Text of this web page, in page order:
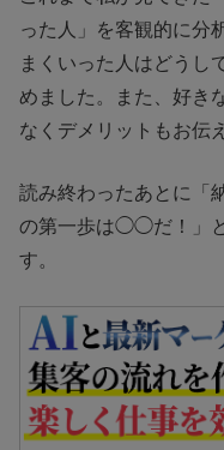
った人」を客観的に分
まくいった人はどうし
めました。また、好き
なくデメリットもお伝
読み終わったあとに「
の第一歩は◯◯だ！」
す。